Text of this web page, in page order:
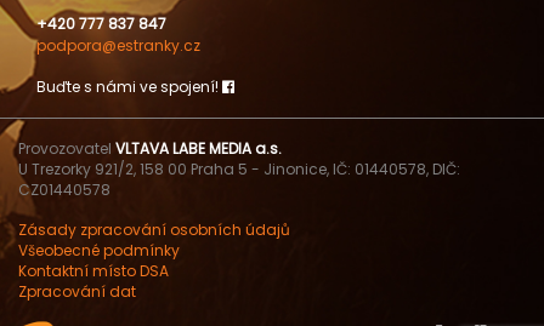
+420 777 837 847
podpora@estranky.cz
Buďte s námi ve spojení!
Provozovatel VLTAVA LABE MEDIA a.s.
U Trezorky 921/2, 158 00 Praha 5 - Jinonice, IČ: 01440578, DIČ:
CZ01440578
Zásady zpracování osobních údajů
Všeobecné podmínky
Kontaktní místo DSA
Zpracování dat